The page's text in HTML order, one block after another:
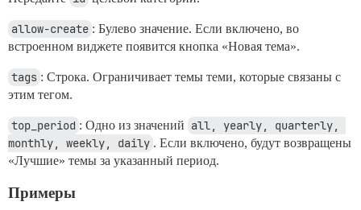
allow-create : Булево значение. Если включено, во
встроенном виджете появится кнопка «Новая тема».
tags : Строка. Ограничивает темы теми, которые связаны с
этим тегом.
top_period : Одно из значений all, yearly, quarterly,
monthly, weekly, daily . Если включено, будут возвращены
«Лучшие» темы за указанный период.
Примеры